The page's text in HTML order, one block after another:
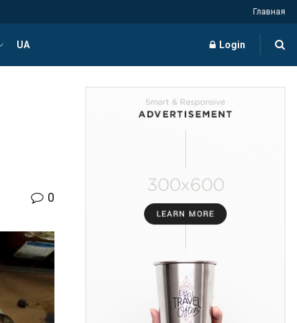
Главная
UA Login
0